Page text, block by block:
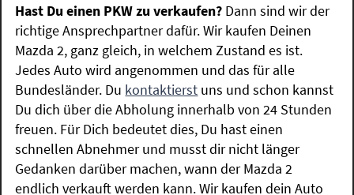
Hast Du einen PKW zu verkaufen? Dann sind wir der
richtige Ansprechpartner dafür. Wir kaufen Deinen
Mazda 2, ganz gleich, in welchem Zustand es ist.
Jedes Auto wird angenommen und das für alle
Bundesländer. Du kontaktierst uns und schon kannst
Du dich über die Abholung innerhalb von 24 Stunden
freuen. Für Dich bedeutet dies, Du hast einen
schnellen Abnehmer und musst dir nicht länger
Gedanken darüber machen, wann der Mazda 2
endlich verkauft werden kann. Wir kaufen dein Auto